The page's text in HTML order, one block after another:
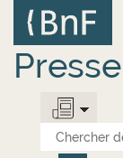
contenu
principal
Panneau de gestion